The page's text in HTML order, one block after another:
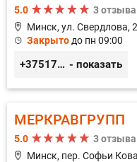
5.0
3 отзыва
Минск, ул. Свердлова,
Закрыто до пн 09:00
+375173212443 - показать
МЕРКРАВГРУПП
5.0
3 отзыва
Минск, пер. Софьи